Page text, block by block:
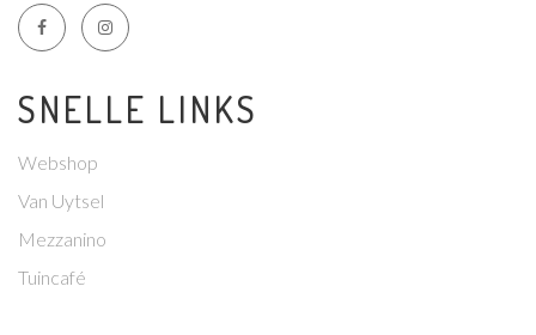
SNELLE LINKS
Webshop
Van Uytsel
Mezzanino
Tuincafé